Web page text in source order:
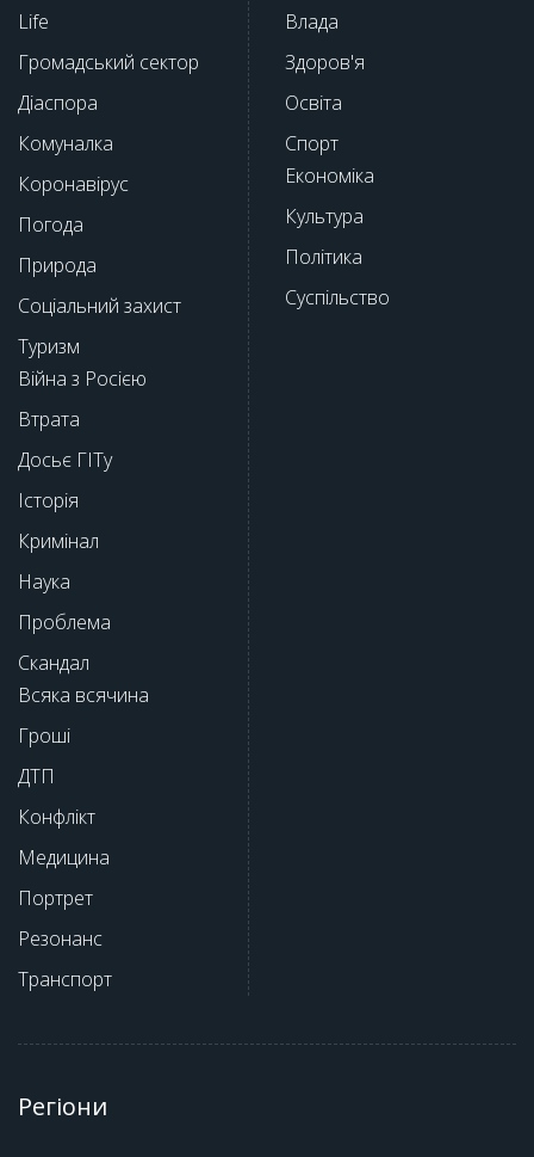
Life
Громадський сектор
Діаспора
Комуналка
Коронавірус
Погода
Природа
Соціальний захист
Туризм
Війна з Росією
Втрата
Досьє ГІТу
Історія
Кримінал
Наука
Проблема
Скандал
Всяка всячина
Гроші
ДТП
Конфлікт
Медицина
Портрет
Резонанс
Транспорт
Влада
Здоров'я
Освіта
Спорт
Економіка
Культура
Політика
Суспільство
Регіони